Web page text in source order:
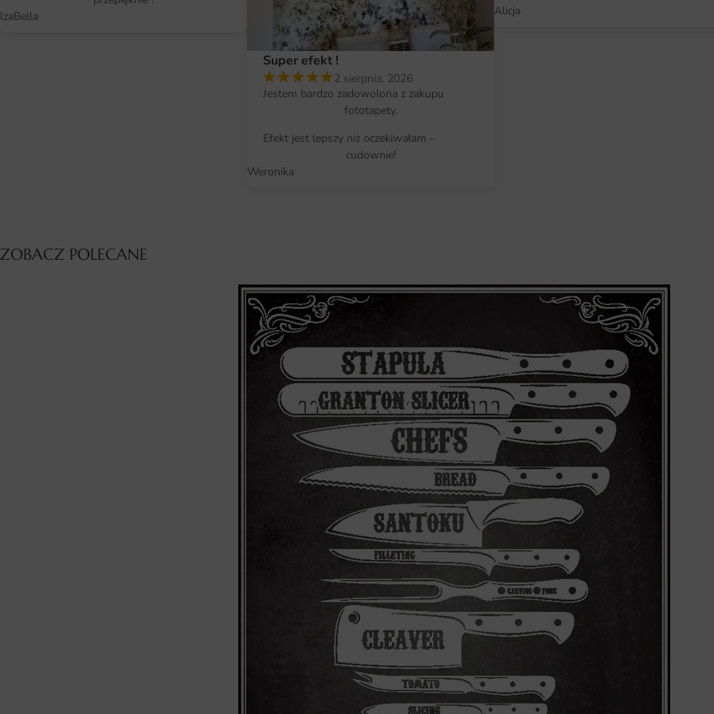
Każdą fototapetę produkujemy na
do centymetra, dzięki czemu
Montaż jest intuicyjny –
nakleić kolejne pasy zgodnie z
wariant produktu
bezpieczne, certyfikowane
pomieszczeń dziecięcych
unikalna kompozycja Ciemne Tło
indywidualnego charakteru
ekologiczna włóknina o wysokiej
IzaBella
Super efekt !
2 sierpnia, 2026
Jestem bardzo zadowolona z zakupu
fototapety.
Efekt jest lepszy niż oczekiwałam –
cudownie!
Weronika
Alicja
ZOBACZ POLECANE